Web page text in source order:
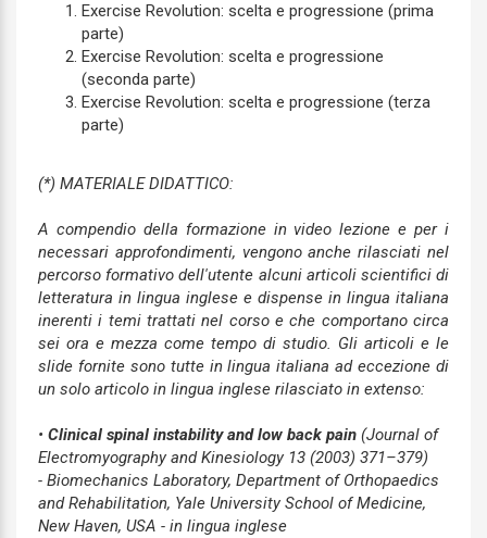
Exercise Revolution: scelta e progressione (prima
parte)
Exercise Revolution: scelta e progressione
(seconda parte)
Exercise Revolution: scelta e progressione (terza
parte)
(*) MATERIALE DIDATTICO:
A compendio della formazione in video lezione e per i
necessari approfondimenti, vengono anche rilasciati nel
percorso formativo dell'utente alcuni articoli scientifici di
letteratura in lingua inglese e dispense in lingua italiana
inerenti i temi trattati nel corso e che comportano circa
sei ora e mezza come tempo di studio. Gli articoli e le
slide fornite sono tutte in lingua italiana ad eccezione di
un solo articolo in lingua inglese rilasciato in extenso:
• Clinical spinal instability and low back pain (Journal of
Electromyography and Kinesiology 13 (2003) 371–379)
- Biomechanics Laboratory, Department of Orthopaedics
and Rehabilitation, Yale University School of Medicine,
New Haven, USA - in lingua inglese